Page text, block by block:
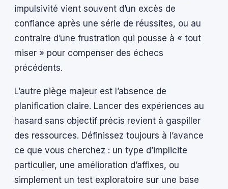
impulsivité vient souvent d’un excès de
confiance après une série de réussites, ou au
contraire d’une frustration qui pousse à « tout
miser » pour compenser des échecs
précédents.
L’autre piège majeur est l’absence de
planification claire. Lancer des expériences au
hasard sans objectif précis revient à gaspiller
des ressources. Définissez toujours à l’avance
ce que vous cherchez : un type d’implicite
particulier, une amélioration d’affixes, ou
simplement un test exploratoire sur une base